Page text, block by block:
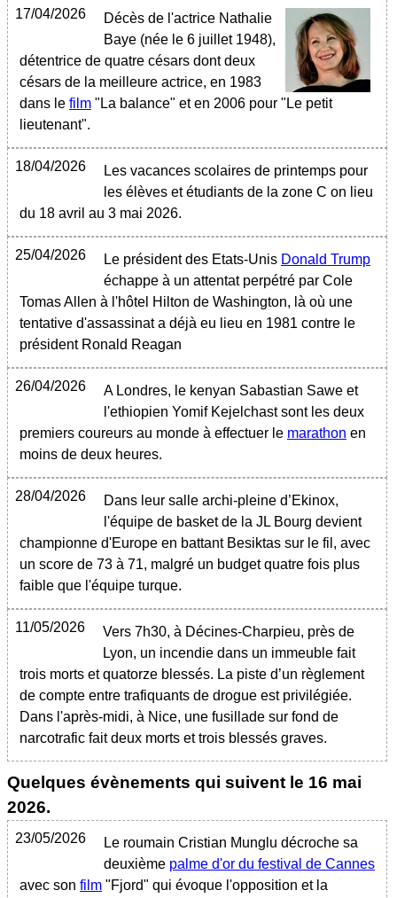
17/04/2026
Décès de l'actrice Nathalie
Baye (née le 6 juillet 1948),
détentrice de quatre césars dont deux
césars de la meilleure actrice, en 1983
dans le film "La balance" et en 2006 pour "Le petit
lieutenant".
18/04/2026
Les vacances scolaires de printemps pour
les élèves et étudiants de la zone C on lieu
du 18 avril au 3 mai 2026.
25/04/2026 Le président des Etats-Unis Donald Trump
échappe à un attentat perpétré par Cole
Tomas Allen à l'hôtel Hilton de Washington, là où une
tentative d'assassinat a déjà eu lieu en 1981 contre le
président Ronald Reagan
26/04/2026
A Londres, le kenyan Sabastian Sawe et
l'ethiopien Yomif Kejelchast sont les deux
premiers coureurs au monde à effectuer le marathon en
moins de deux heures.
28/04/2026
Dans leur salle archi-pleine d’Ekinox,
l'équipe de basket de la JL Bourg devient
championne d'Europe en battant Besiktas sur le fil, avec
un score de 73 à 71, malgré un budget quatre fois plus
faible que l'équipe turque.
11/05/2026
Vers 7h30, à Décines-Charpieu, près de
Lyon, un incendie dans un immeuble fait
trois morts et quatorze blessés. La piste d’un règlement
de compte entre trafiquants de drogue est privilégiée.
Dans l'après-midi, à Nice, une fusillade sur fond de
narcotrafic fait deux morts et trois blessés graves.
Quelques évènements qui suivent le 16 mai
2026.
23/05/2026
Le roumain Cristian Munglu décroche sa
deuxième palme d'or du festival de Cannes
avec son film "Fjord" qui évoque l'opposition et la